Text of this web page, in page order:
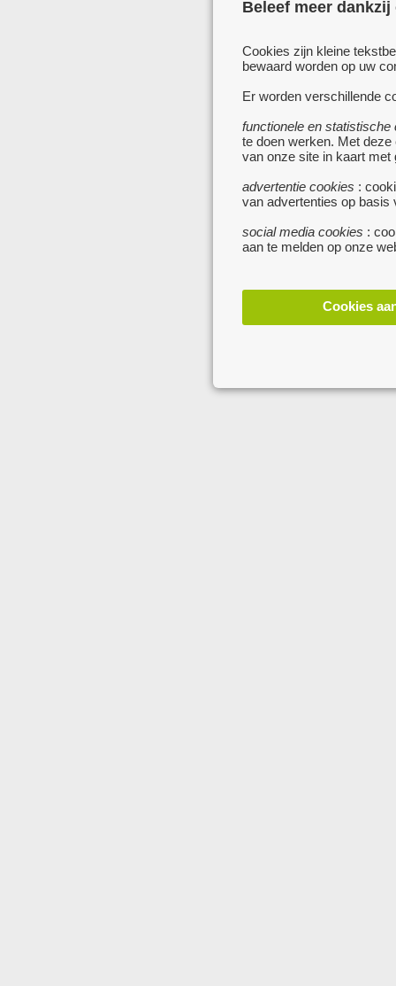
Beleef meer
Cookies zijn kleine
bewaard worden op uw
Er worden verschillende
functionele en statistische
te doen werken. Met
van onze site in kaart met
advertentie cookies :
van advertenties op basis
social media cookies :
aan te melden op onze
Cookies